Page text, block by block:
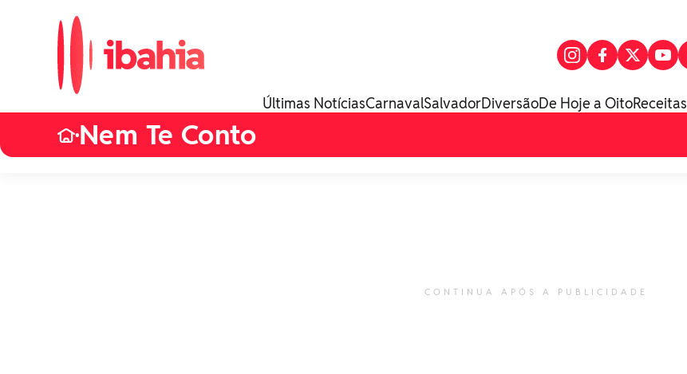
Últimas NotíciasCarnavalSalvadorDiversãoDe Hoje a OitoReceitas
•Nem Te Conto
CONTINUA APÓS A PUBLICIDADE